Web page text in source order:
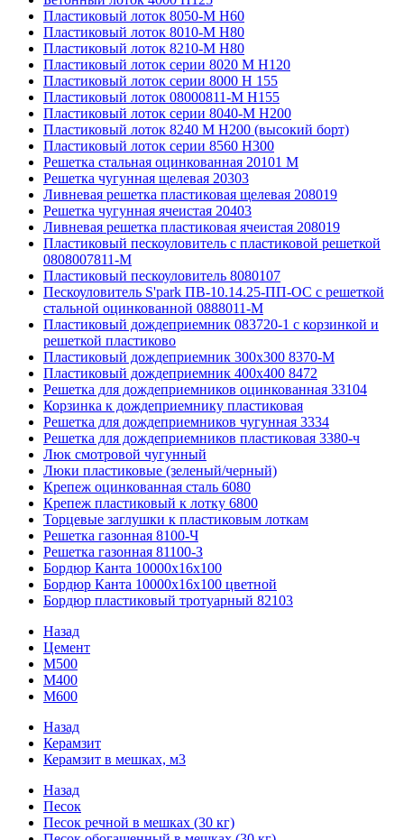
Пластиковый лоток 8050-М H60
Пластиковый лоток 8010-М H80
Пластиковый лоток 8210-М H80
Пластиковый лоток серии 8020 М H120
Пластиковый лоток серии 8000 Н 155
Пластиковый лоток 08000811-М H155
Пластиковый лоток серии 8040-М H200
Пластиковый лоток 8240 M H200 (высокий борт)
Пластиковый лоток серии 8560 Н300
Решетка стальная оцинкованная 20101 М
Решетка чугунная щелевая 20303
Ливневая решетка пластиковая щелевая 208019
Решетка чугунная ячеистая 20403
Ливневая решетка пластиковая ячеистая 208019
Пластиковый пескоуловитель с пластиковой решеткой
0808007811-М
Пластиковый пескоуловитель 8080107
Пескоуловитель S'park ПВ-10.14.25-ПП-ОС с решеткой
стальной оцинкованной 0888011-М
Пластиковый дождеприемник 083720-1 c корзинкой и
решеткой пластиково
Пластиковый дождеприемник 300x300 8370-М
Пластиковый дождеприемник 400x400 8472
Решетка для дождеприемников оцинкованная 33104
Корзинка к дождеприемнику пластиковая
Решетка для дождеприемников чугунная 3334
Решетка для дождеприемников пластиковая 3380-ч
Люк смотровой чугунный
Люки пластиковые (зеленый/черный)
Крепеж оцинкованная сталь 6080
Крепеж пластиковый к лотку 6800
Торцевые заглушки к пластиковым лоткам
Решетка газонная 8100-Ч
Решетка газонная 81100-З
Бордюр Канта 10000x16x100
Бордюр Канта 10000x16x100 цветной
Бордюр пластиковый тротуарный 82103
Назад
Цемент
М500
М400
М600
Назад
Керамзит
Керамзит в мешках, м3
Назад
Песок
Песок речной в мешках (30 кг)